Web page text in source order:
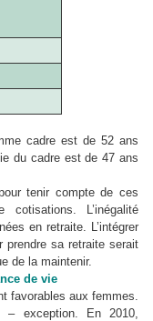
cadre est de 52 ans
du cadre est de 47 ans
tenir compte de ces
L’inégalité
en retraite. L’intégrer
prendre sa retraite serait
de la maintenir.
de vie
favorables aux femmes.
exception. En 2010,